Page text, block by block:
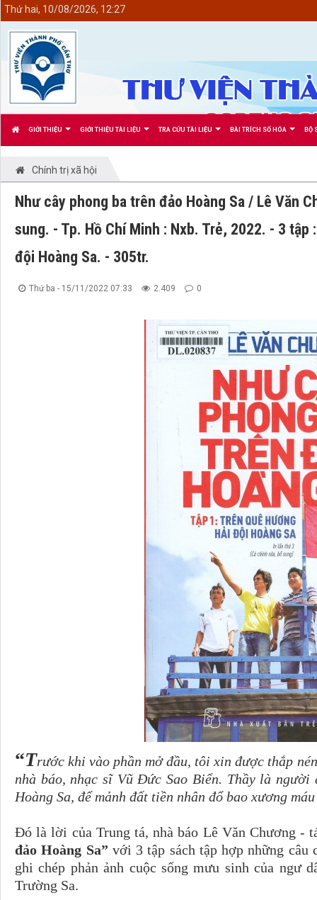
GIỚI THIỆU GIỚI THIỆU TÀI LIỆU TRA CỨU TÀI LIỆU BÀI TRÍCH SỐ HÓA BỘ
Thứ hai, 10/08/2026, 12:27
Chính trị xã hội
Như cây phong ba trên đảo Hoàng Sa / Lê Văn
sung. - Tp. Hồ Chí Minh : Nxb. Trẻ, 2022. - 3 tập
đội Hoàng Sa. - 305tr.
Thứ ba - 15/11/2022 07:33 2.409 0
“Trước khi vào phần mở đầu, tôi xin được thắp
nhà báo, nhạc sĩ Vũ Đức Sao Biển. Thầy là
Hoàng Sa, để mảnh đất tiền nhân đổ bao xương
Đó là lời của Trung tá, nhà báo Lê Văn Chương -
đảo Hoàng Sa” với 3 tập sách tập hợp những câu
ghi chép phản ảnh cuộc sống mưu sinh của ngư
Trường Sa.
<